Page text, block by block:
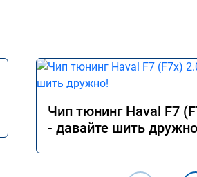
Чип тюнинг Haval F7
- давайте шить